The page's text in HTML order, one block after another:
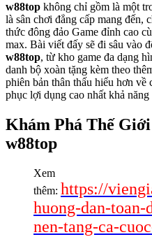
w88top không chỉ gồm là một
là sân chơi đẳng cấp mang
thức đông đảo Game đỉnh cao
max. Bài viết đấy sẽ đi sâu vào
w88top, từ kho game đa dạng
danh bộ xoàn tặng kèm theo
phiên bản thân thấu hiểu hơn về
phục lợi dụng cao nhất khả năng
Khám Phá Thế
w88top
Xem
thêm: https://
huong-dan-
nen-tang-ca-